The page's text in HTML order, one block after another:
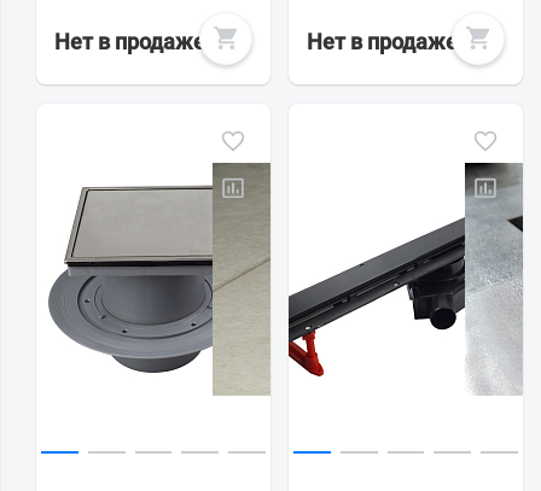
Нет в продаже Нет в продаже